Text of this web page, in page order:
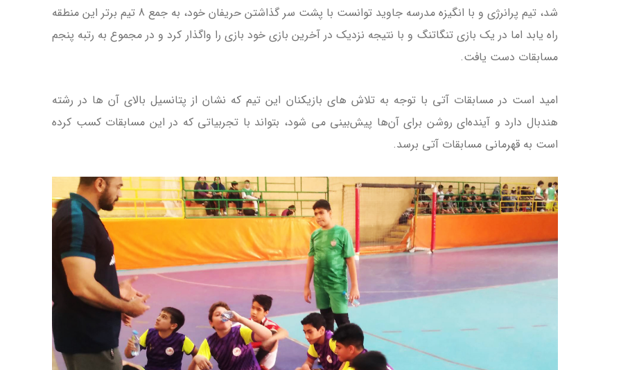
شد، تیم پرانرژی و با انگیزه مدرسه جاوید توانست با پشت سر گذاشتن حریفان خود، به جمع 8 تیم برتر این منطقه
راه یابد اما در یک بازی تنگاتنگ و با نتیجه نزدیک در آخرین بازی خود بازی را واگذار کرد و در مجموع به رتبه پنجم
مسابقات دست یافت.
امید است در مسابقات آتی با توجه به تلاش های بازیکنان این تیم که نشان از پتانسیل بالای آن ها در رشته
هندبال دارد و آینده‌ای روشن برای آن‌ها پیش‌بینی می شود، بتواند با تجربیاتی که در این مسابقات کسب کرده
است به قهرمانی مسابقات آتی برسد.